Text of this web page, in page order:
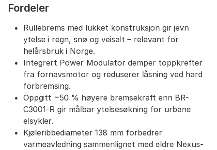
Fordeler
Rullebrems med lukket konstruksjon gir jevn
ytelse i regn, snø og veisalt – relevant for
helårsbruk i Norge.
Integrert Power Modulator demper toppkrefter
fra fornavsmotor og reduserer låsning ved hard
forbremsing.
Oppgitt ~50 % høyere bremsekraft enn BR-
C3001-R gir målbar ytelsesøkning for urbane
elsykler.
Kjøleribbediameter 138 mm forbedrer
varmeavledning sammenlignet med eldre Nexus-